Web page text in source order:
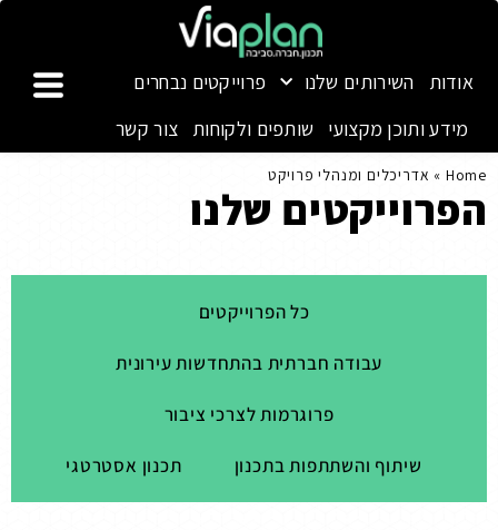
אודות השירותים שלנו
פרוייקטים נבחרים
מידע ותוכן מקצועי
שותפים ולקוחות צור קשר
Home
» אדריכלים ומנהלי פרויקט
הפרוייקטים שלנו
כל הפרוייקטים
עבודה חברתית בהתחדשות עירונית
פרוגרמות לצרכי ציבור
שיתוף והשתתפות בתכנון תכנון אסטרטגי